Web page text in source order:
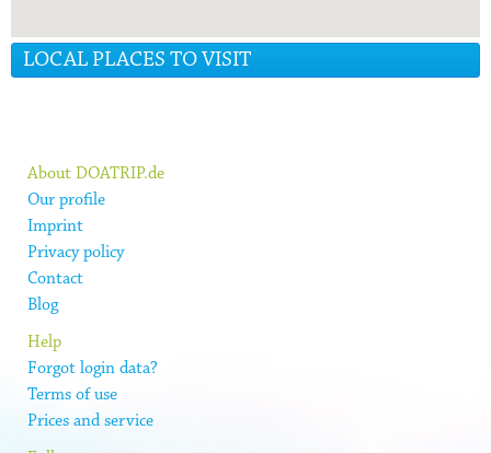
LOCAL PLACES TO VISIT
About DOATRIP.de
Our profile
Imprint
Privacy policy
Contact
Blog
Help
Forgot login data?
Terms of use
Prices and service